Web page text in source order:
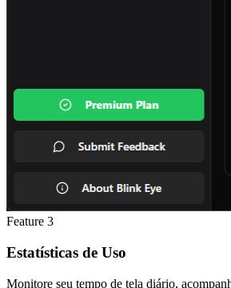
Feature 3
Estatísticas de Uso
Monitore seu tempo de tela diário,